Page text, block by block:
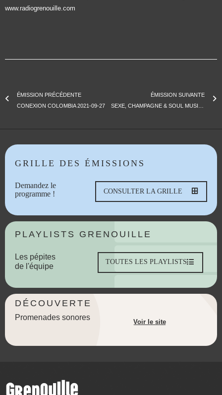
www.radiogrenouille.com
ÉMISSION PRÉCÉDENTE
CONEXION COLOMBIA 2021-09-27
ÉMISSION SUIVANTE
GRILLE DES ÉMISSIONS
Demandez le
programme !
CONSULTER LA GRILLE
PLAYLISTS GRENOUILLE
Les pépites
de l'équipe
TOUTES LES PLAYLISTS
DÉCOUVERTE
Promenades sonores
Voir le site